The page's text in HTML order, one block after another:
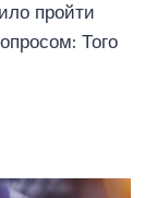
пройти
Того